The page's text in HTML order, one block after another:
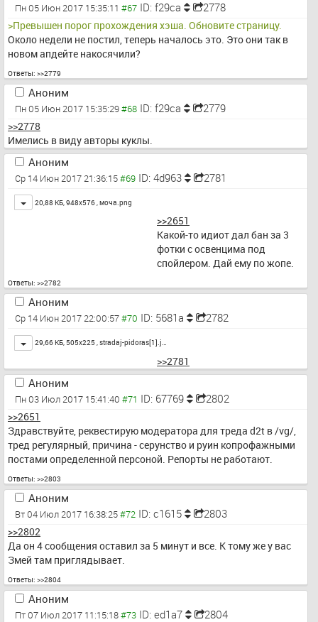
Пн 05 Июн 2017 15:35:11 ID: f29ca 2778
>Превышен порог прохождения хэша. Обновите страницу.
Около недели не постил, теперь началось это. Это они так в
новом апдейте накосячили?
Ответы: >>2779
Аноним
Пн 05 Июн 2017 15:35:29 ID: f29ca 2779
>>2778
Имелись в виду авторы куклы.
Аноним
Ср 14 Июн 2017 21:36:15 ID: 4d963 2781
Toggle
20,88 КБ, 948x576 ,моча.png
>>2651
Какой-то идиот дал бан за 3
фотки с освенцима под
спойлером. Дай ему по жопе.
Ответы: >>2782
Аноним
Ср 14 Июн 2017 22:00:57 ID: 5681a 2782
Toggle
29,66 КБ, 505x225 ,stradaj-pidoras[1].j…
>>2781
Аноним
Пн 03 Июл 2017 15:41:40 ID: 67769 2802
>>2651
Здравствуйте, реквестирую модератора для треда d2t в /vg/,
тред регулярный, причина - серунство и руин копрофажными
постами определенной персоной. Репорты не работают.
Ответы: >>2803
Аноним
Вт 04 Июл 2017 16:38:25 ID: c1615 2803
>>2802
Да он 4 сообщения оставил за 5 минут и все. К тому же у вас
Змей там приглядывает.
Ответы: >>2804
Аноним
Пт 07 Июл 2017 11:15:18 ID: ed1a7 2804